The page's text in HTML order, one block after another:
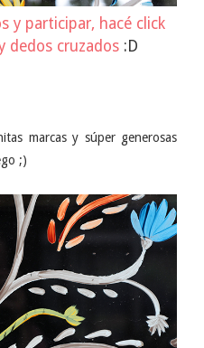
y participar, hacé click
dedos cruzados :D
marcas y súper generosas
;)